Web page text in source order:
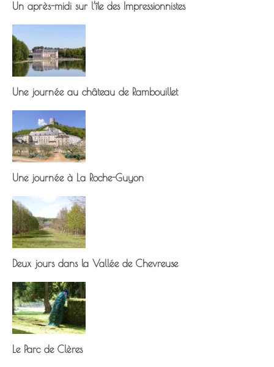
Un après-midi sur l’île des Impressionnistes
Une journée au château de Rambouillet
Une journée à La Roche-Guyon
Deux jours dans la Vallée de Chevreuse
Le Parc de Clères